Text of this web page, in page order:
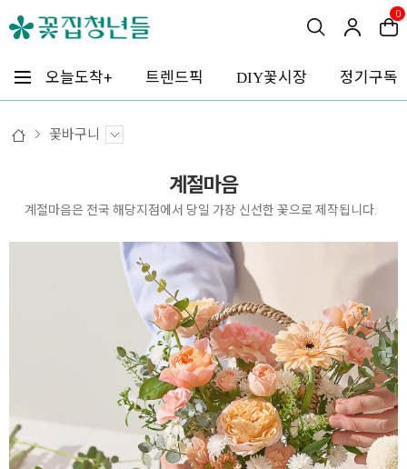
0
오늘도착+ 트렌드픽 DIY꽃시장 정기구독
꽃바구니
계절마음
계절마음은 전국 해당지점에서 당일 가장 신선한 꽃으로 제작됩니다.